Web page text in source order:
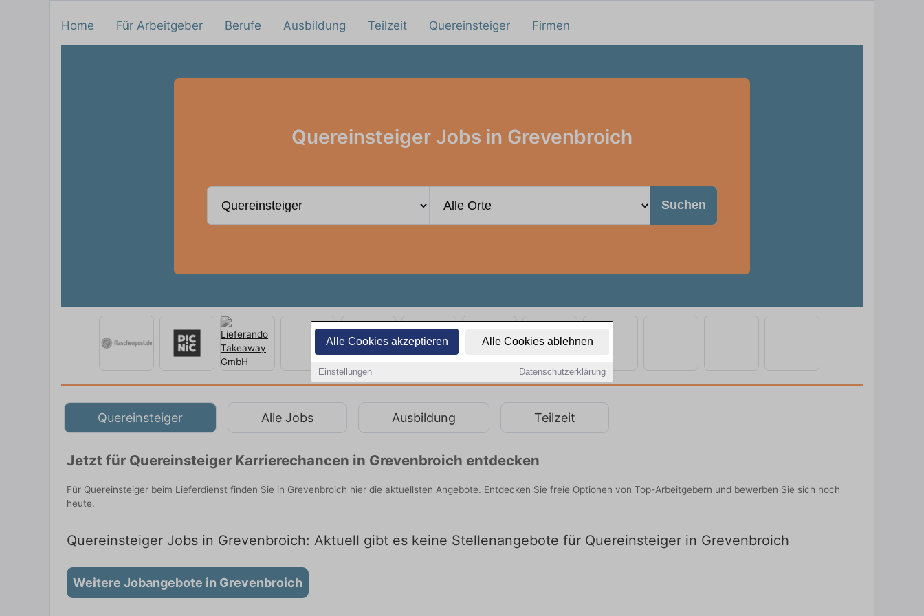
Alle Cookies akzeptieren Alle Cookies ablehnen
Einstellungen Datenschutzerklärung
Home Für Arbeitgeber Berufe Ausbildung Teilzeit Quereinsteiger Firmen
Quereinsteiger Jobs in Grevenbroich
Suchen
Quereinsteiger Alle Jobs Ausbildung Teilzeit
Jetzt für Quereinsteiger Karrierechancen in Grevenbroich entdecken
Für Quereinsteiger beim Lieferdienst finden Sie in Grevenbroich hier die aktuellsten Angebote. Entdecken Sie freie Optionen von Top-Arbeitgebern und bewerben Sie sich noch
heute.
Quereinsteiger Jobs in Grevenbroich: Aktuell gibt es keine Stellenangebote für Quereinsteiger in Grevenbroich
Weitere Jobangebote in Grevenbroich